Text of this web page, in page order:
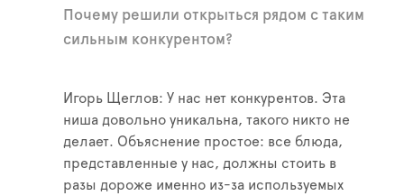
Почему решили открыться рядом с таким
сильным конкурентом?
Игорь Щеглов: У нас нет конкурентов. Эта
ниша довольно уникальна, такого никто не
делает. Объяснение простое: все блюда,
представленные у нас, должны стоить в
разы дороже именно из-за используемых